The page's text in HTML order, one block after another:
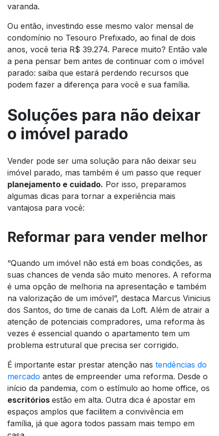
varanda.
Ou então, investindo esse mesmo valor mensal de
condomínio no Tesouro Prefixado, ao final de dois
anos, você teria R$ 39.274. Parece muito? Então vale
a pena pensar bem antes de continuar com o imóvel
parado: saiba que estará perdendo recursos que
podem fazer a diferença para você e sua família.
Soluções para não deixar
o imóvel parado
Vender pode ser uma solução para não deixar seu
imóvel parado, mas também é um passo que requer
planejamento e cuidado. Por isso, preparamos
algumas dicas para tornar a experiência mais
vantajosa para você:
Reformar para vender melhor
“Quando um imóvel não está em boas condições, as
suas chances de venda são muito menores. A reforma
é uma opção de melhoria na apresentação e também
na valorização de um imóvel”, destaca Marcus Vinicius
dos Santos, do time de canais da Loft. Além de atrair a
atenção de potenciais compradores, uma reforma às
vezes é essencial quando o apartamento tem um
problema estrutural que precisa ser corrigido.
É importante estar prestar atenção nas tendências do
mercado antes de empreender uma reforma. Desde o
início da pandemia, com o estímulo ao home office, os
escritórios estão em alta. Outra dica é apostar em
espaços amplos que facilitem a convivência em
família, já que agora todos passam mais tempo em